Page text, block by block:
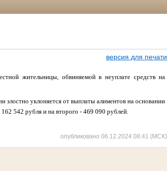
версия для печати
жительницы, обвиняемой в неуплате средств на
уклоняется от выплаты алиментов на основании
542 рубля и на второго - 469 090 рублей.
опубликовано 06.12.2024 08:41 (МСК)